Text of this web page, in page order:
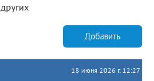
Добавить
18 июня 2026 г. 12:27